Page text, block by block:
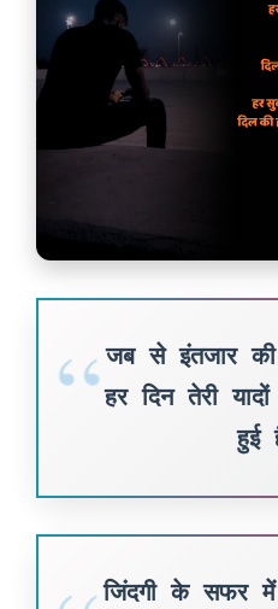
जब से इंतजार
हर दिन तेरी
हुई
जिंदगी के सफर